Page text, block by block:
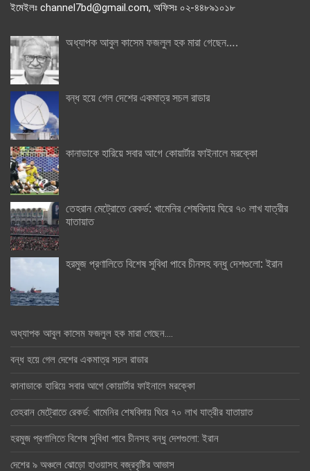
ইমেইলঃ channel7bd@gmail.com, অফিসঃ ০২-৪৪৮৯১০১৮
অধ্যাপক আবুল কাসেম ফজলুল হক মারা গেছেন….
বন্ধ হয়ে গেল দেশের একমাত্র সচল রাডার
কানাডাকে হারিয়ে সবার আগে কোয়ার্টার ফাইনালে মরক্কো
তেহরান মেট্রোতে রেকর্ড: খামেনির শেষবিদায় ঘিরে ৭০ লাখ যাত্রীর
যাতায়াত
হরমুজ প্রণালিতে বিশেষ সুবিধা পাবে চীনসহ বন্ধু দেশগুলো: ইরান
অধ্যাপক আবুল কাসেম ফজলুল হক মারা গেছেন….
বন্ধ হয়ে গেল দেশের একমাত্র সচল রাডার
কানাডাকে হারিয়ে সবার আগে কোয়ার্টার ফাইনালে মরক্কো
তেহরান মেট্রোতে রেকর্ড: খামেনির শেষবিদায় ঘিরে ৭০ লাখ যাত্রীর যাতায়াত
হরমুজ প্রণালিতে বিশেষ সুবিধা পাবে চীনসহ বন্ধু দেশগুলো: ইরান
দেশের ৯ অঞ্চলে ঝোড়ো হাওয়াসহ বজ্রবৃষ্টির আভাস